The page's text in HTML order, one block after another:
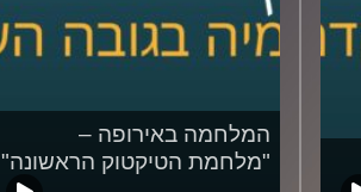
המלחמה באירופה –
"מלחמת הטיקטוק הראשונה"